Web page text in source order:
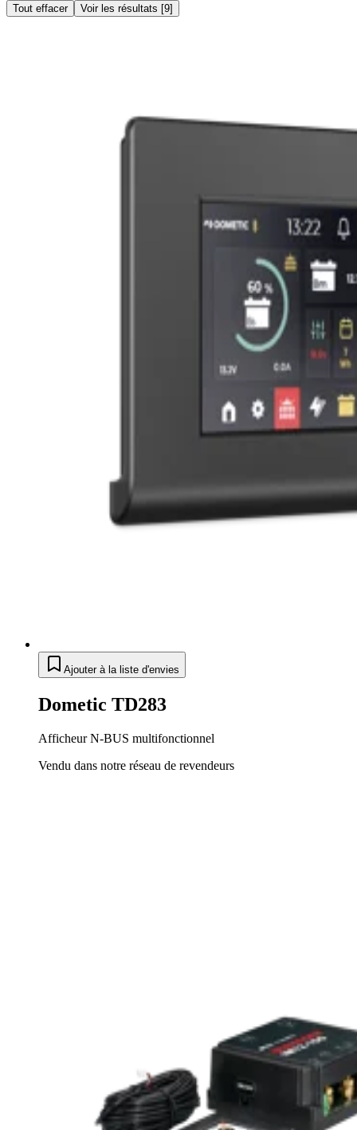
Tout effacer Voir les résultats [9]
Ajouter à la liste d'envies
Dometic TD283
Afficheur N-BUS multifonctionnel
Vendu dans notre réseau de revendeurs